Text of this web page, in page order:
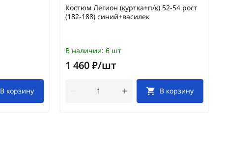
В корзину
Костюм Легион (куртка+п/к) 52-54 рост
(182-188) синий+василек
В наличии: 6 шт
1 460 ₽/шт
В корзину